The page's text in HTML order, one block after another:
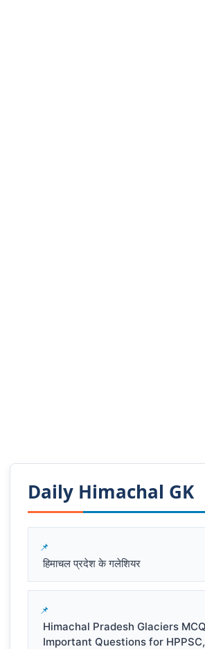
Daily Himachal GK​​
हिमाचल प्रदेश के गलेशियर
Himachal Pradesh Glaciers
Important Questions for